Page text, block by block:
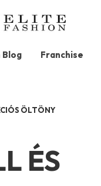
Blog Franchise
ÖLTÖNY
ÉS